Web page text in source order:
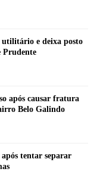
utilitário e deixa posto
Prudente
após causar fratura
Belo Galindo
tentar separar